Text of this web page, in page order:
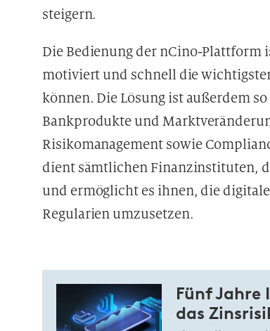
steigern.
Die Bedienung der nCino-
motiviert und schnell die
können. Die Lösung ist außerdem
Bankprodukte und
Risikomanagement sowie
dient sämtlichen Finanzinstituten,
und ermöglicht es ihnen, die digitale
Regularien umzusetzen.
Fünf Jahre
das